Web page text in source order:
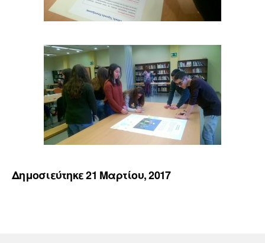
Δημοσιεύτηκε 21 Μαρτίου, 2017